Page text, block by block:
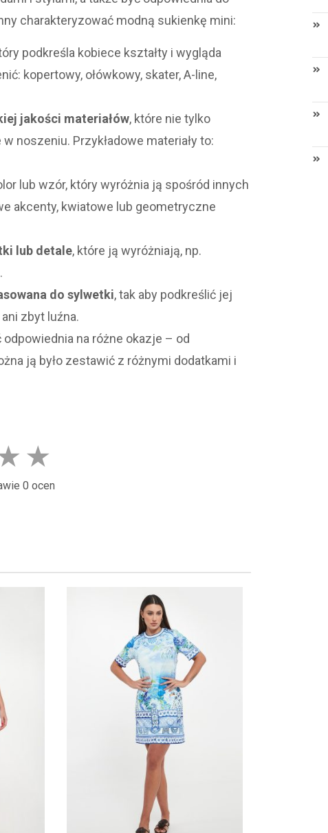
charakteryzować modną sukienkę mini:
podkreśla kobiece kształty i wygląda
kopertowy, ołówkowy, skater, A-line,
jakości materiałów, które nie tylko
noszeniu. Przykładowe materiały to:
lub wzór, który wyróżnia ją spośród innych
akcenty, kwiatowe lub geometryczne
lub detale, które ją wyróżniają, np.
do sylwetki, tak aby podkreślić jej
zbyt luźna.
odpowiednia na różne okazje – od
ją było zestawić z różnymi dodatkami i
★
0 ocen